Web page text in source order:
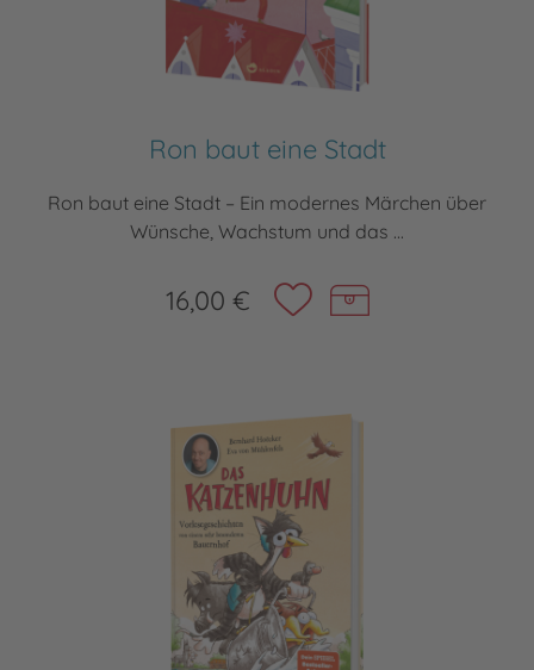
Ron baut eine Stadt
Ron baut eine Stadt – Ein modernes Märchen über
Wünsche, Wachstum und das ...
16,00 €